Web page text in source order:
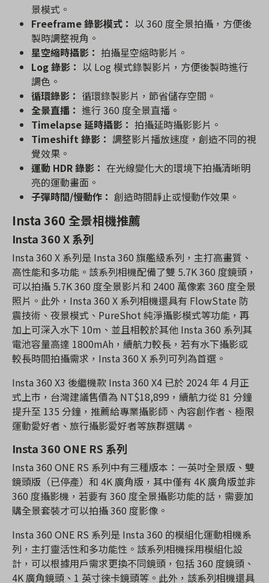
景模式。
Freeframe 錄影模式： 以 360 度全景拍攝，方便後
製時調整視角。
星空縮時攝影： 拍攝星空縮時影片。
Log 錄影： 以 Log 模式錄製影片，方便後製時進行
調色。
循環錄影： 循環錄製影片，節省儲存空間。
全景直播： 進行 360 度全景直播。
Timelapse 延時攝影： 拍攝延時攝影影片。
Timeshift 錄影： 調整影片播放速度，創造不同的視
覺效果。
運動 HDR 錄影： 在光線變化大的環境下拍攝清晰明
亮的運動畫面。
子彈時間/慢動作： 創造時間靜止或慢動作效果。
Insta 360 全景相機推薦
Insta 360 X 系列
Insta 360 X 系列是 Insta 360 旗艦級系列，主打高畫質、
高性能和多功能。該系列相機配備了雙 5.7K 360 度鏡頭，
可以拍攝 5.7K 360 度全景影片和 2400 萬像素 360 度全景
照片。此外，Insta 360 X 系列相機還具有 FlowState 防
震技術、夜景模式、PureShot 純淨攝影模式等功能，再
加上可深入水下 10m、並且相較於其他 Insta 360 系列其
電池容量高達 1800mAh，續航力較長，若有水下攝影或
較長時間拍攝需求，Insta 360 X 系列可列為首選。
Insta 360 X3 後繼機款 Insta 360 X4 已於 2024 年 4 月正
式上市，台灣建議售價為 NT$18,899，續航力從 81 分鐘
提升至 135 分鐘，推薦給專業攝影師、內容創作者、極限
運動愛好者、旅行攝影愛好者等族群選購。
Insta 360 ONE RS 系列
Insta 360 ONE RS 系列中有三種版本：一英吋全景版、雙
鏡頭版（已停產）和 4K 廣角版，其中僅有 4K 廣角版並非
360 度攝影機，若要有 360 度全景攝影功能的話，需要加
購全景套裝才可以拍攝 360 度影像。
Insta 360 ONE RS 系列是 Insta 360 的模組化運動相機系
列，主打靈活性和多功能性。該系列相機採用模組化設
計，可以根據用戶需求更換不同鏡頭，包括 360 度鏡頭、
4K 廣角鏡頭、1 英寸徠卡鏡頭等。此外，該系列相機還具